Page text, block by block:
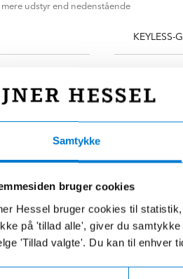
Samtykke
bruger cookies
Hessel bruger cookies til
på 'tillad alle', giver du
'Tillad valgte'. Du kan til enhver
udstyr end nedenstående